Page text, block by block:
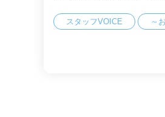
スタッフVOICE ～